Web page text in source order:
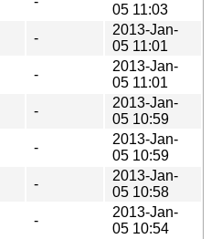
05 11:03
-
2013-Jan-
05 11:01
-
2013-Jan-
05 11:01
-
2013-Jan-
05 10:59
-
2013-Jan-
05 10:59
-
2013-Jan-
05 10:58
-
2013-Jan-
05 10:54